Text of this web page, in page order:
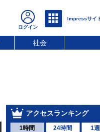
社会
アクセスランキング
1時間 24時間 1